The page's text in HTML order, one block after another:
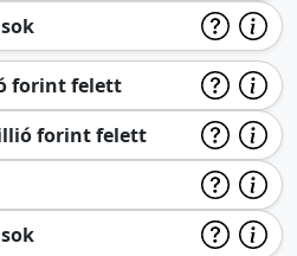
forint felett
forint felett